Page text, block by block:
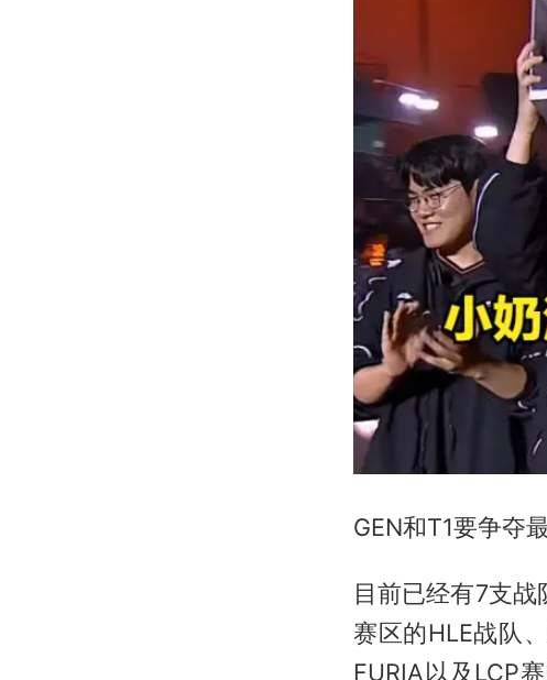
GEN和T1要争夺
目前已经有7支
赛区的HLE战队
FURIA以及LCP